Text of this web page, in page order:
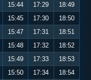
15:44 17:29
18:49
15:45 17:30
18:50
15:47 17:31
18:51
15:48 17:32
18:52
15:49 17:33
18:53
15:50 17:34
18:54